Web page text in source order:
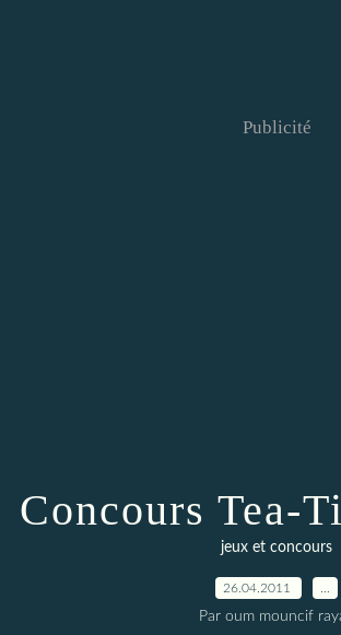
Publicité
Concours Tea-
jeux et concours
26.04.2011
Par oum mouncif